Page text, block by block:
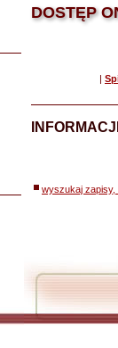
DOSTĘP
|
wyszukaj zapisy,